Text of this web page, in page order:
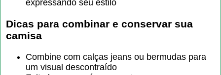
expressando seu estilo
Dicas para combinar e conservar sua
camisa
Combine com calças jeans ou bermudas para
um visual descontraído